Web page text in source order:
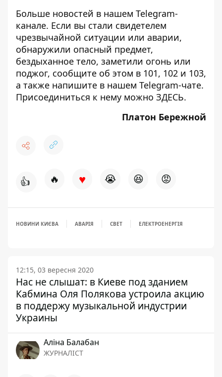
Больше новостей в нашем Telegram-
канале. Если вы стали свидетелем
чрезвычайной ситуации или аварии,
обнаружили опасный предмет,
бездыханное тело, заметили огонь или
поджог, сообщите об этом в 101, 102 и 103,
а также напишите в нашем Telegram-чате.
Присоединиться к нему можно ЗДЕСЬ.
Платон Бережной
👍 🔥 ♥ 😭 😆 😡
НОВИНИ КИЄВА АВАРІЯ СВЕТ ЕЛЕКТРОЕНЕРГІЯ
12:15, 03 вересня 2020
Нас не слышат: в Киеве под зданием
Кабмина Оля Полякова устроила акцию
в поддержу музыкальной индустрии
Украины
Аліна Балабан
ЖУРНАЛІСТ